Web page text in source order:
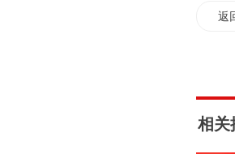
返
相关